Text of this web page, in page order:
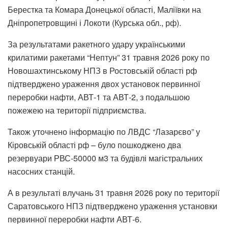
Берестка та Комара Донецької області, Маліївки на
Дніпропетровщині і Локоти (Курська обл., рф).
За результатами ракетного удару українськими
крилатими ракетами “Нептун” 31 травня 2026 року по
Новошахтинському НПЗ в Ростовській області рф
підтверджено ураження двох установок первинної
переробки нафти, АВТ-1 та АВТ-2, з подальшою
пожежею на території підприємства.
Також уточнено інформацію по ЛВДС “Лазарєво” у
Кіровській області рф – було пошкоджено два
резервуари РВС-50000 м3 та будівлі магістральних
насосних станцій.
А в результаті влучань 31 травня 2026 року по території
Саратовського НПЗ підтверджено ураження установки
первинної переробки нафти АВТ-6.